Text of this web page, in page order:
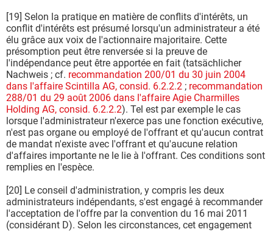
[19] Selon la pratique en matière de conflits d'intérêts, un
conflit d'intérêts est présumé lorsqu'un administrateur a été
élu grâce aux voix de l'actionnaire majoritaire. Cette
présomption peut être renversée si la preuve de
l'indépendance peut être apportée en fait (tatsächlicher
Nachweis ; cf. recommandation 200/01 du 30 juin 2004
dans l'affaire Scintilla AG, consid. 6.2.2.2 ; recommandation
288/01 du 29 août 2006 dans l'affaire Agie Charmilles
Holding AG, consid. 6.2.2.2). Tel est par exemple le cas
lorsque l'administrateur n'exerce pas une fonction exécutive,
n'est pas organe ou employé de l'offrant et qu'aucun contrat
de mandat n'existe avec l'offrant et qu'aucune relation
d'affaires importante ne le lie à l'offrant. Ces conditions sont
remplies en l'espèce.
[20] Le conseil d'administration, y compris les deux
administrateurs indépendants, s'est engagé à recommander
l'acceptation de l'offre par la convention du 16 mai 2011
(considérant D). Selon les circonstances, cet engagement